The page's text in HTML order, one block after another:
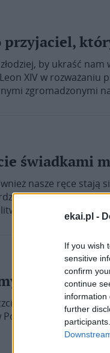
ekai.pl -
If you wish
sensitive
confirm
continue
information
further
przyjaciel,
by ukraść
XIV w
zgromadzonymi
świadkami
nasze ręce stają
Jego pokoju” –
Regina Coeli.
świadectwa w